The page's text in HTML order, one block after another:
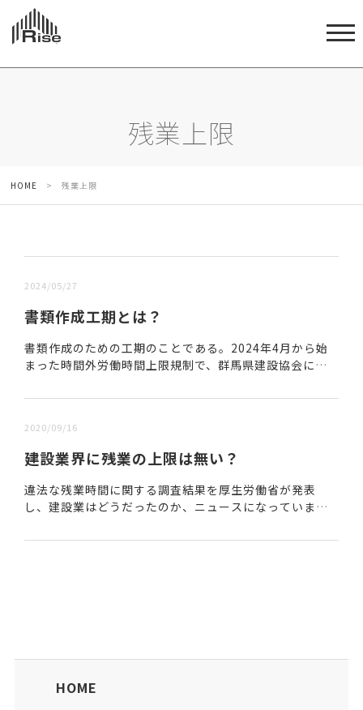
残業上限
HOME > 残業上限
2024/05/27
書類作成工期とは？
書類作成のための工期のことである。2024年4月から始
まった時間外労働時間上限規制で、群馬県建設協会に
側の選択制で導入するという内容である。■書類作成...
2020/09/16
建設業界に残業の上限は無い？
違法な残業時間に関する調査結果を厚生労働省が発表
し、建設業はどうだったのか、ニュースになっていま
kenset...
HOME